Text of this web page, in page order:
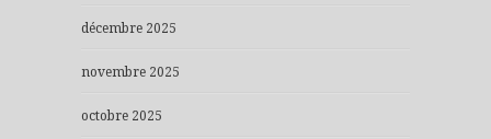
décembre 2025
novembre 2025
octobre 2025